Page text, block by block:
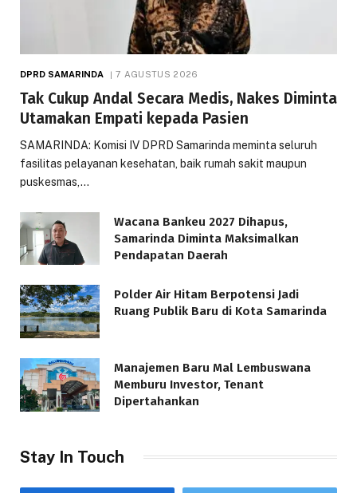
DPRD SAMARINDA 7 AGUSTUS 2026
Tak Cukup Andal Secara Medis, Nakes Diminta
Utamakan Empati kepada Pasien
SAMARINDA: Komisi IV DPRD Samarinda meminta seluruh
fasilitas pelayanan kesehatan, baik rumah sakit maupun
puskesmas,…
Wacana Bankeu 2027 Dihapus,
Samarinda Diminta Maksimalkan
Pendapatan Daerah
Polder Air Hitam Berpotensi Jadi
Ruang Publik Baru di Kota Samarinda
Manajemen Baru Mal Lembuswana
Memburu Investor, Tenant
Dipertahankan
Stay In Touch